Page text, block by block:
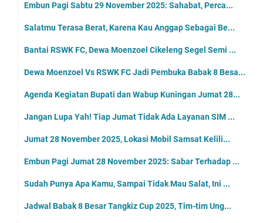
Embun Pagi Sabtu 29 November 2025: Sahabat, Perca...
Salatmu Terasa Berat, Karena Kau Anggap Sebagai Be...
Bantai RSWK FC, Dewa Moenzoel Cikeleng Segel Semi ...
Dewa Moenzoel Vs RSWK FC Jadi Pembuka Babak 8 Besa...
Agenda Kegiatan Bupati dan Wabup Kuningan Jumat 28...
Jangan Lupa Yah! Tiap Jumat Tidak Ada Layanan SIM ...
Jumat 28 November 2025, Lokasi Mobil Samsat Kelili...
Embun Pagi Jumat 28 November 2025: Sabar Terhadap ...
Sudah Punya Apa Kamu, Sampai Tidak Mau Salat, Ini ...
Jadwal Babak 8 Besar Tangkiz Cup 2025, Tim-tim Ung...